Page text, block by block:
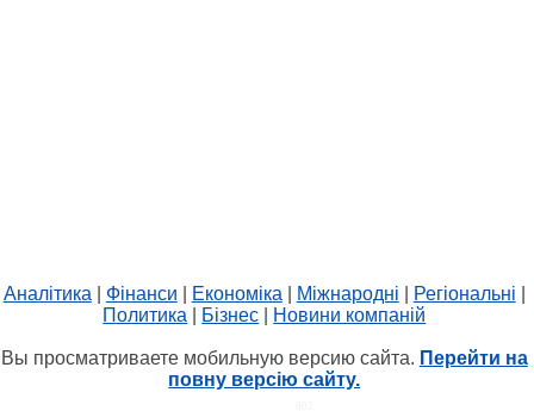
Аналітика Фінанси Економіка Міжнародні Регіональні
Политика
Бізнес Новини компаній
Вы просматриваете мобильную версию сайта. Перейти на
повну версію сайту.